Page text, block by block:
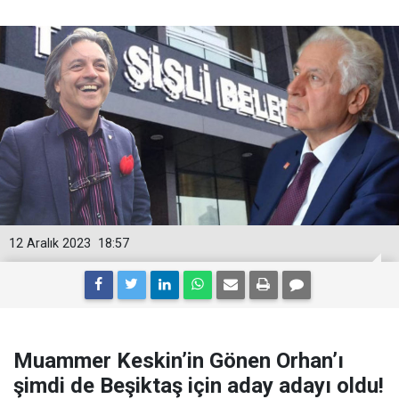
18:57
12 Aralık 2023
Muammer Keskin’in Gönen Orhan’ı
şimdi de Beşiktaş için aday adayı oldu!